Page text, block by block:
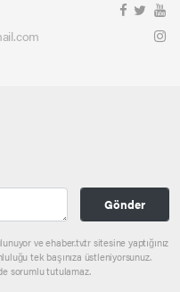
Gönder
ve ehaber.tv.tr sitesine yaptığınız
tek başınıza üstleniyorsunuz.
sorumlu tutulamaz.